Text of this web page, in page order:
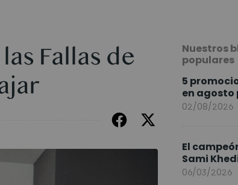
Fallas de
Nuestros
populares
5
en agosto
Aniversario
02/08/2026
El
Sami
embajador
06/03/2026